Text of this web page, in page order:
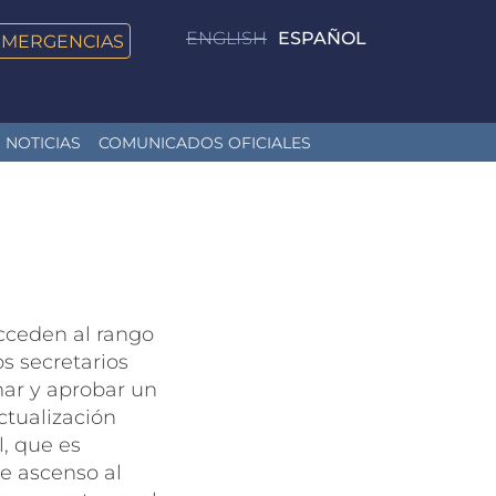
ENGLISH ESPAÑOL
NOTICIAS COMUNICADOS OFICIALES
al rango
secretarios
y aprobar un
que es
ascenso al